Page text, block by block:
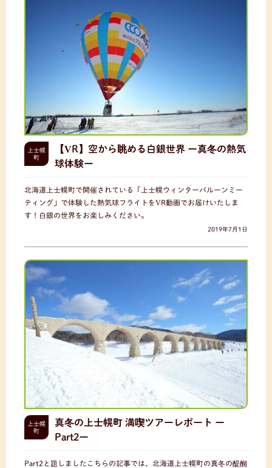
上士幌
町
【VR】空から眺める白銀世界 ー真冬の熱気
球体験ー
北海道上士幌町で開催されている「上士幌ウィンターバルーンミー
ティング」で体験した熱気球フライトをVR動画でお届けいたしま
す！白銀の世界をお楽しみください。
2019年7月1日
上士幌
町
真冬の上士幌町 満喫ツアーレポート ー
Part2ー
Part2と題しましたこちらの記事では、北海道上士幌町の真冬の醍醐